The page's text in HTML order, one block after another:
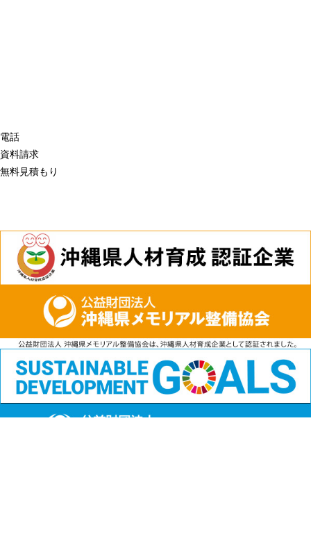
電話
資料請求
無料見積もり